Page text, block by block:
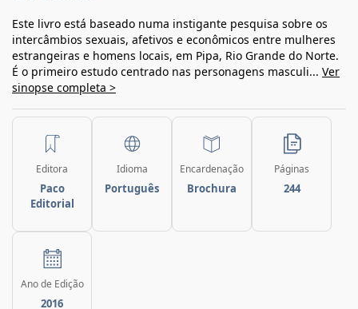
Este livro está baseado numa instigante pesquisa sobre os
intercâmbios sexuais, afetivos e econômicos entre mulheres
estrangeiras e homens locais, em Pipa, Rio Grande do Norte.
É o primeiro estudo centrado nas personagens masculi... Ver
sinopse completa >
Editora
Paco
Editorial
Idioma
Português
Encardenação
Brochura
Páginas
244
Ano de Edição
2016